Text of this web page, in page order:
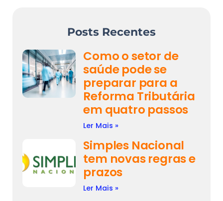
Posts Recentes
Como o setor de
saúde pode se
preparar para a
Reforma Tributária
em quatro passos
Ler Mais »
Simples Nacional
tem novas regras e
prazos
Ler Mais »